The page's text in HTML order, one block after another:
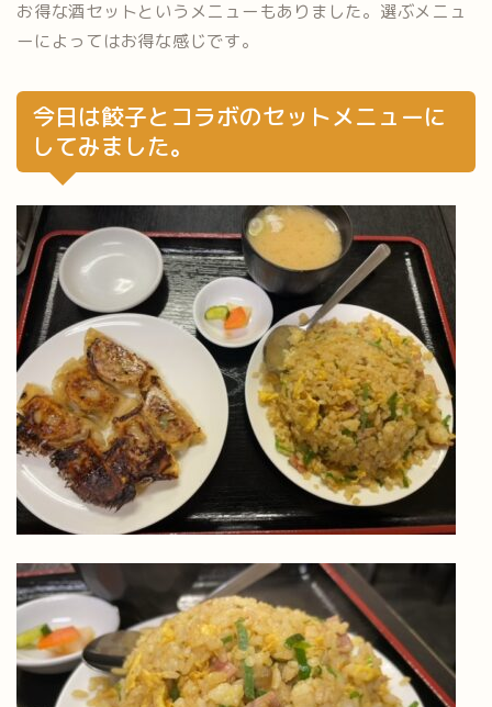
お得な酒セットというメニューもありました。選ぶメニュ
ーによってはお得な感じです。
今日は餃子とコラボのセットメニューに
してみました。